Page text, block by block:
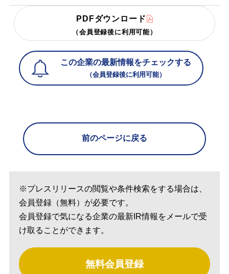
PDFダウンロード
（会員登録後に利用可能）
この企業の最新情報をチェックする
（会員登録後に利用可能）
前のページに戻る
※プレスリリースの閲覧や条件検索をする場合は、
会員登録（無料）が必要です。
会員登録で気になる企業の最新IR情報をメールで受
け取ることができます。
無料会員登録